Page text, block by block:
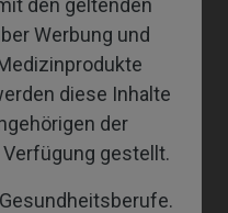
Werbung und
diese Inhalte
der
gestellt.